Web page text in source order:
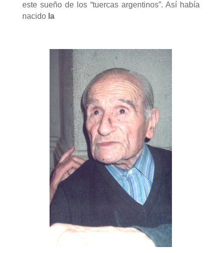
este sueño de los “tuercas argentinos”. Así había
nacido la